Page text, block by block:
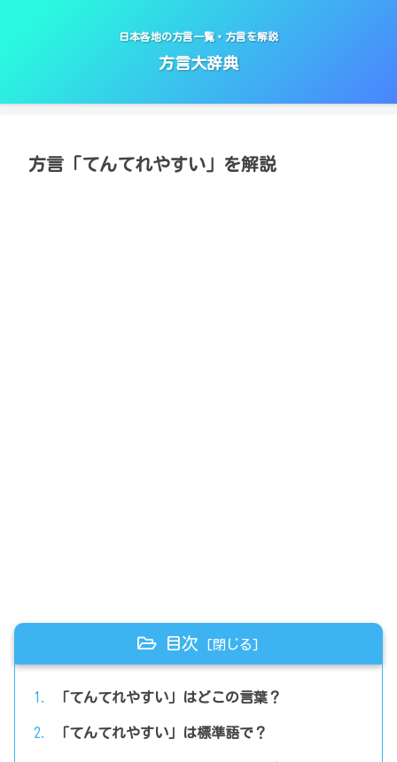
日本各地の方言一覧・方言を解説
方言大辞典
方言「てんてれやすい」を解説
目次
「てんてれやすい」はどこの言葉？
「てんてれやすい」は標準語で？